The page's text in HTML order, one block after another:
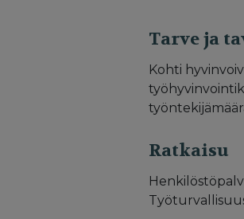
Tarve ja
Kohti
Ratkaisu